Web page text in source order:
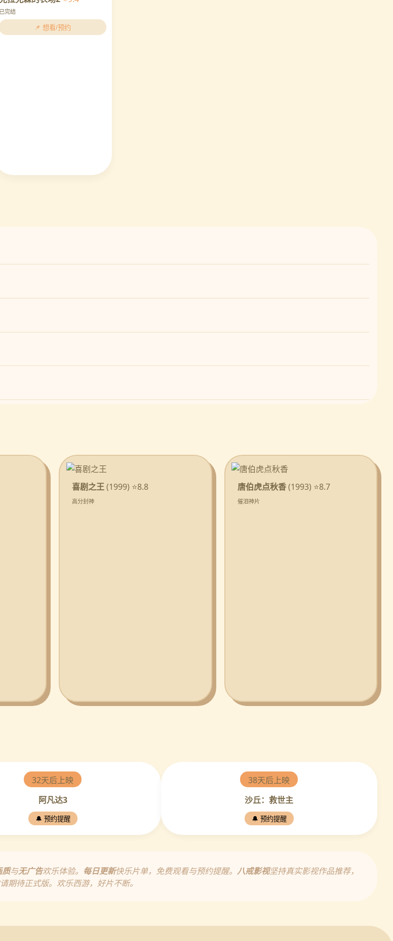
已完结
📌 想看/预约
喜剧之王(1999) ⭐8.8
高分封神
唐伯虎点秋香(1993) ⭐8.7
催泪神片
32天后上映
阿凡达3
🔔 预约提醒
38天后上映
沙丘：救世主
🔔 预约提醒
质与无广告欢乐体验。 每日更新快乐片单，免费观看与预约提醒。八戒影视坚持真实影视作品推荐，
待正式版。欢乐西游，好片不断。